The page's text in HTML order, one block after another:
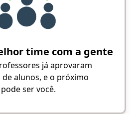
time com a gente
já aprovaram
alunos, e o próximo
pode ser você.